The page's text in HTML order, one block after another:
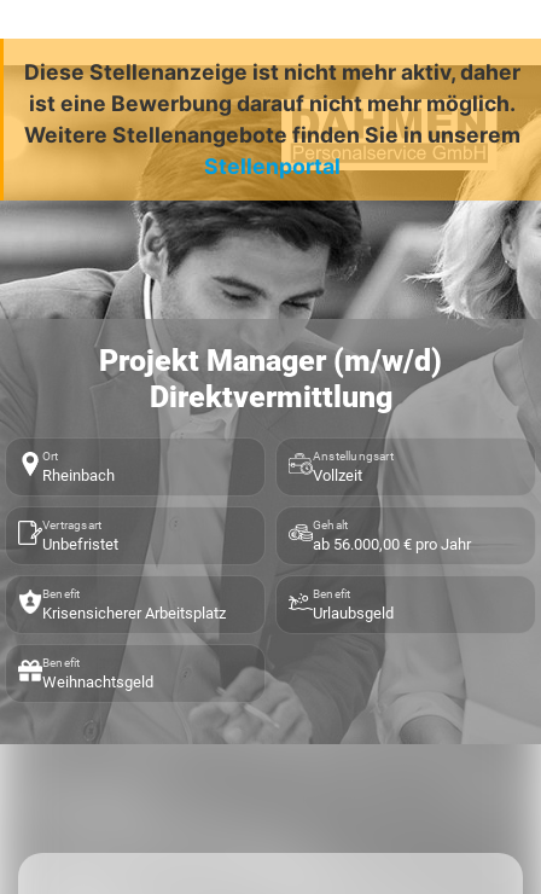
Diese Stellenanzeige ist nicht mehr aktiv, daher
ist eine Bewerbung darauf nicht mehr möglich.
Weitere Stellenangebote finden Sie in unserem
Stellenportal
Projekt Manager (m/w/d)
Direktvermittlung
Ort
Rheinbach
Anstellungsart
Vollzeit
Vertragsart
Unbefristet
Gehalt
ab 56.000,00 € pro Jahr
Benefit
Krisensicherer Arbeitsplatz
Benefit
Urlaubsgeld
Benefit
Weihnachtsgeld